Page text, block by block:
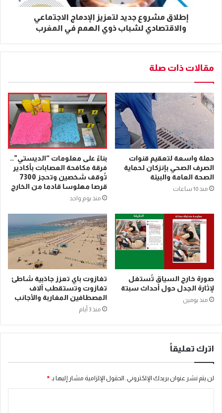
إطلاق مشروع جديد لتعزيز الإدماج الاجتماعي
والاقتصادي لشباب ذوي الهمم في المغرب
مقالات ذات صلة
حملة واسعة لتعقيم قنوات
الصرف الصحي بإنزكان لحماية
الصحة العامة والبيئة
منذ 10 ساعات
بناءً على معلومات “الديستي”..
فرقة مكافحة العصابات بأكادير
تُوقف شخصين وتحجز 7300
قرصا مهلوسا قادما من الخارج
منذ يوم واحد
صورة خارج السياق تُستغل
لإثارة الجدل حول أحداث سبتة
منذ يومين
تغازوت باي تعزز جاذبية شاطئ
تغازوت وتستقطب آلاف
المصطافين المغاربة والأجانب
منذ 3 أيام
اترك تعليقاً
لن يتم نشر عنوان بريدك الإلكتروني. الحقول الإلزامية مشار إليها بـ *